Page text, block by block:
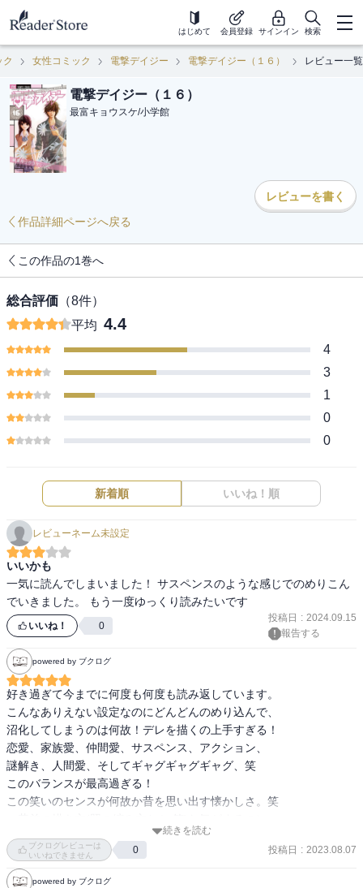
はじめて 会員登録 サインイン 検索
ク 女性コミック 電撃デイジー 電撃デイジー（１６） レビュー一覧
電撃デイジー（１６）
最富キョウスケ/小学館
レビューを書く
作品詳細ページへ戻る
この作品の1巻へ
総合評価 （8件）
平均 4.4
4
3
1
0
0
新着順 いいね！順
レビューネーム未設定
いいかも
一気に読んでしまいました！ サスペンスのような感じでのめりこん
でいきました。 もう一度ゆっくり読みたいです
いいね！ 0
投稿日 : 2024.09.15
報告する
powered by ブクログ
好き過ぎて今までに何度も何度も読み返しています。
こんなありえない設定なのにどんどんのめり込んで、
沼化してしまうのは何故！デレを描くの上手すぎる！
恋愛、家族愛、仲間愛、サスペンス、アクション、
謎解き、人間愛、そしてギャグギャグギャグ、笑
このバランスが最高過ぎる！
この笑いのセンスが何故か昔を思い出す懐かしさ。笑
何故か全然古くない気がするのが不思議。好き好き。
黒崎と照のやりとりがおバカで愛しくてたまらない！
最後は大団円ハッピーエンドで良かった良かったよ〜！
続きを読む
ブクログレビューは
いいねできません
0 投稿日 : 2023.08.07
powered by ブクログ